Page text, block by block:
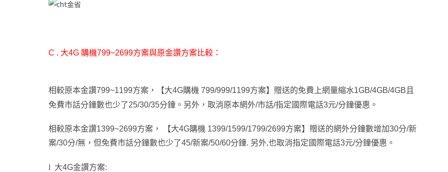
C . 大4G 購機799~2699方案與原金讚方案比較：
相較原本金讚799~1199方案 ，
【大4G購機 799/999/1199方案】贈送的免費上網量縮水1GB/4GB/4GB且
免費市話分鐘數也少了25/30/35分鐘 。 另外 ， 取消原本網外/市話/指定國際電話3元/分鐘優惠 。
相較原本金讚1399~2699方案 ，
【大4G購機 1399/1599/1799/2699方案】贈送的網外分鐘數增加30分/新
案/30分/無 ， 但免費市話分鐘數也少了45/新案/50/60分鐘. 另外,也取消指定國際電話3元/分鐘優惠 。
l 大4G金讚方案: